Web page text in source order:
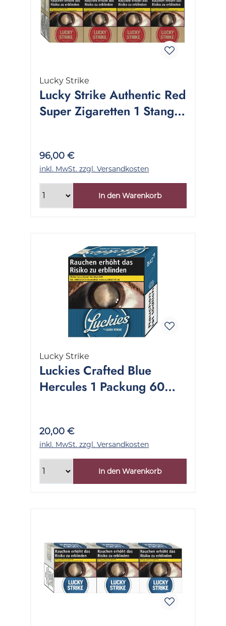
Lucky Strike
Lucky Strike Authentic Red
Super Zigaretten 1 Stange
96,00 €
inkl. MwSt. zzgl. Versandkosten
In den Warenkorb
Lucky Strike
Luckies Crafted Blue
Hercules 1 Packung 60
20,00 €
inkl. MwSt. zzgl. Versandkosten
In den Warenkorb